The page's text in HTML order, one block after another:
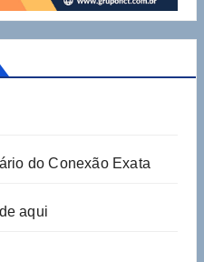
do Conexão Exata
aqui